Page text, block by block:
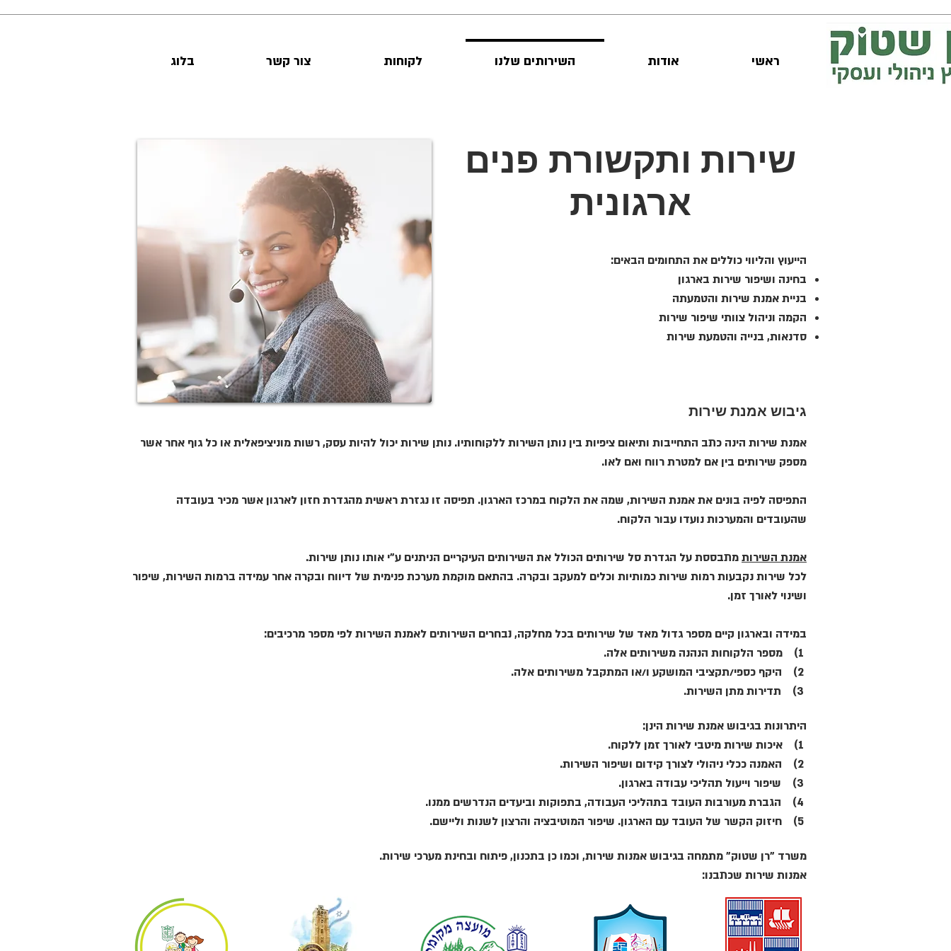
ראשי אודות השירותים שלנו לקוחות צור קשר בלוג
שירות ותקשורת פנים
ארגונית
הייעוץ והליווי כוללים את התחומים הבאים:
בחינה ושיפור שירות בארגון
בניית אמנת שירות והטמעתה
הקמה וניהול צוותי שיפור שירות
סדנאות, בנייה והטמעת שירות
גיבוש אמנת שירות
אמנת שירות הינה כתב התחייבות ותיאום ציפיות בין נותן השירות ללקוחותיו. נותן שירות יכול להיות עסק, רשות מוניציפאלית או כל גוף אחר אשר
מספק שירותים בין אם למטרת רווח ואם לאו.
התפיסה לפיה בונים את אמנת השירות, שמה את הלקוח במרכז הארגון. תפיסה זו נגזרת ראשית מהגדרת חזון לארגון אשר מכיר בעובדה
שהעובדים והמערכות נועדו עבור הלקוח.
אמנת השירותמתבססת על הגדרת סל שירותים הכולל את השירותים העיקריים הניתנים ע"י אותו נותן שירות.
לכל שירות נקבעות רמות שירות כמותיות וכלים למעקב ובקרה. בהתאם מוקמת מערכת פנימית של דיווח ובקרה אחר עמידה ברמות השירות, שיפור
ושינוי לאורך זמן.
במידה ובארגון קיים מספר גדול מאד של שירותים בכל מחלקה, נבחרים השירותים לאמנת השירות לפי מספר מרכיבים:
היתרונות בגיבוש אמנת שירות הינן:
משרד "רן שטוק" מתמחה בגיבוש אמנות שירות, וכמו כן בתכנון, פיתוח ובחינת מערכי שירות.
אמנות שירות שכתבנו: